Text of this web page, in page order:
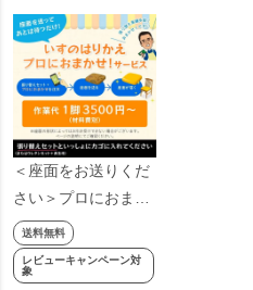
＜座面をお送りくだ
さい＞プロにおまか
せ！ 椅子の張り替え
×1脚分（作業費の
み・材料費別）※材
送料無料
レビューキャンペーン対
象